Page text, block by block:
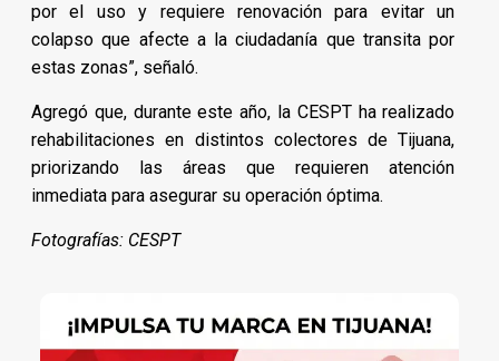
por el uso y requiere renovación para evitar un
colapso que afecte a la ciudadanía que transita por
estas zonas”, señaló.
Agregó que, durante este año, la CESPT ha realizado
rehabilitaciones en distintos colectores de Tijuana,
priorizando las áreas que requieren atención
inmediata para asegurar su operación óptima.
Fotografías: CESPT